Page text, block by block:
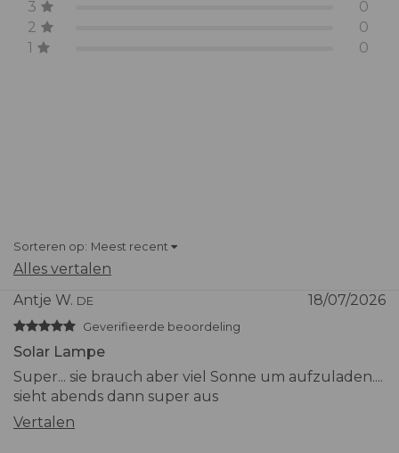
Aanbevolen gebruik
Gewicht
Garantie 2 jaar
3
0
2
0
1
0
Sorteren op: Meest recent
Alles vertalen
Antje W. DE 18/07/2026
Geverifieerde beoordeling
Solar Lampe
Super... sie brauch aber viel Sonne um aufzuladen....
sieht abends dann super aus
Vertalen